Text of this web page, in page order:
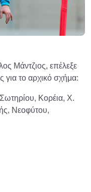
Μάντζιος, επέλεξε
για το αρχικό σχήμα:
Κορέια, Χ.
Νεοφύτου,